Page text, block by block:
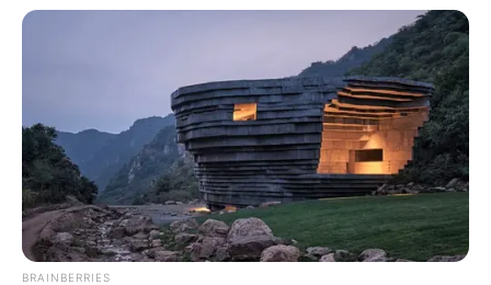
outsider capable de surprendre et d’accrocher une
2 HARLEY GEMA : une jument en pleine
forme qui tente de franchir un cap
Le Bruit d’Écurie du jour,2 HARLEY GEMAqui aborde ce
rendez-vous dans une excellente condition physique. En
effet, elle reste sur une victoire convaincante sur ce même
hippodrome au début de l’année, démontrant ainsi sa
BRAINBERRIES